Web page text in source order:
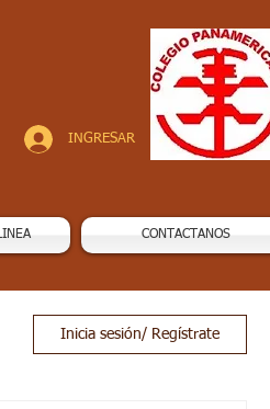
INGRESAR
CONTACTANOS
Inicia sesión/ Regístrate